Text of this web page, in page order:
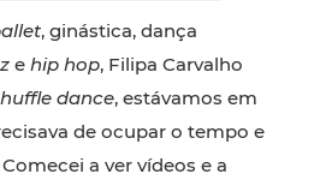
, ginástica, dança
e hip hop, Filipa Carvalho
dance, estávamos em
de ocupar o tempo e
a ver vídeos e a